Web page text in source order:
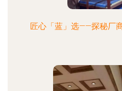
匠心「蓝」选——探秘厂